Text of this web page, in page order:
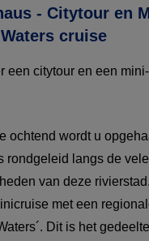
- Citytour en
cruise
een citytour en een
ochtend wordt u
rondgeleid langs de
van deze
met een
Dit is het